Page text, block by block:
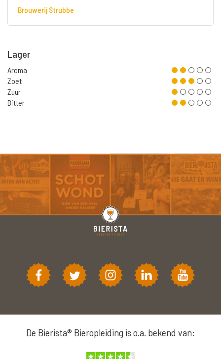
Brouwerij Strubbe
Lager
Aroma
Zoet
Zuur
Bitter
De Bierista® Bieropleiding is o.a. bekend van: